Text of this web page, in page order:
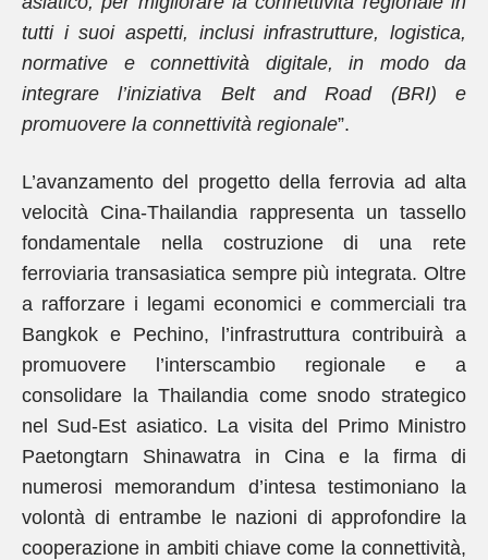
tutti i suoi aspetti, inclusi infrastrutture, logistica,
normative e connettività digitale, in modo da
integrare l’iniziativa Belt and Road (BRI) e
promuovere la connettività regionale”.
L’avanzamento del progetto della ferrovia ad alta
velocità Cina-Thailandia rappresenta un tassello
fondamentale nella costruzione di una rete
ferroviaria transasiatica sempre più integrata. Oltre
a rafforzare i legami economici e commerciali tra
Bangkok e Pechino, l’infrastruttura contribuirà a
promuovere l’interscambio regionale e a
consolidare la Thailandia come snodo strategico
nel Sud-Est asiatico. La visita del Primo Ministro
Paetongtarn Shinawatra in Cina e la firma di
numerosi memorandum d’intesa testimoniano la
volontà di entrambe le nazioni di approfondire la
cooperazione in ambiti chiave come la connettività,